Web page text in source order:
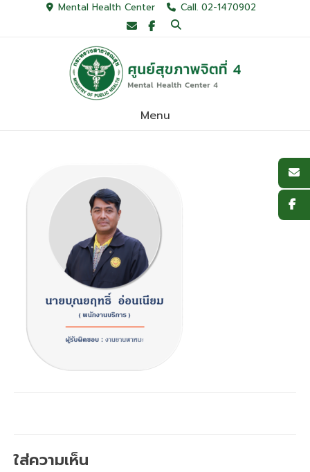
Mental Health Center Call. 02-1470902
Menu
ใส่ความเห็น